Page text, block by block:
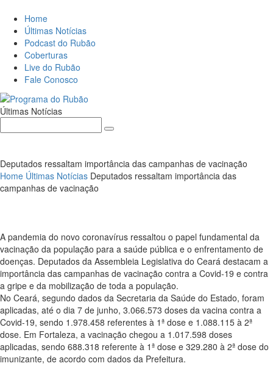
Home
Últimas Notícias
Podcast do Rubão
Coberturas
Live do Rubão
Fale Conosco
Últimas Notícias
for:
Deputados ressaltam importância das campanhas de vacinação
Home Últimas Notícias Deputados ressaltam importância das
campanhas de vacinação
A pandemia do novo coronavírus ressaltou o papel fundamental da
vacinação da população para a saúde pública e o enfrentamento de
doenças. Deputados da Assembleia Legislativa do Ceará destacam a
importância das campanhas de vacinação contra a Covid-19 e contra
a gripe e da mobilização de toda a população.
No Ceará, segundo dados da Secretaria da Saúde do Estado, foram
aplicadas, até o dia 7 de junho, 3.066.573 doses da vacina contra a
Covid-19, sendo 1.978.458 referentes à 1ª dose e 1.088.115 à 2ª
dose. Em Fortaleza, a vacinação chegou a 1.017.598 doses
aplicadas, sendo 688.318 referente à 1ª dose e 329.280 à 2ª dose do
imunizante, de acordo com dados da Prefeitura.